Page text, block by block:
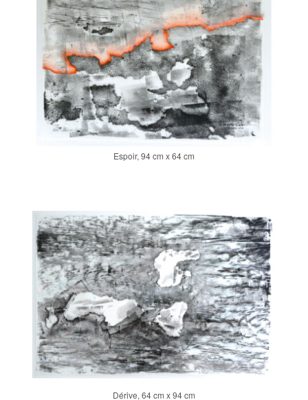
Espoir, 94 cm x 64 cm
Dérive, 64 cm x 94 cm